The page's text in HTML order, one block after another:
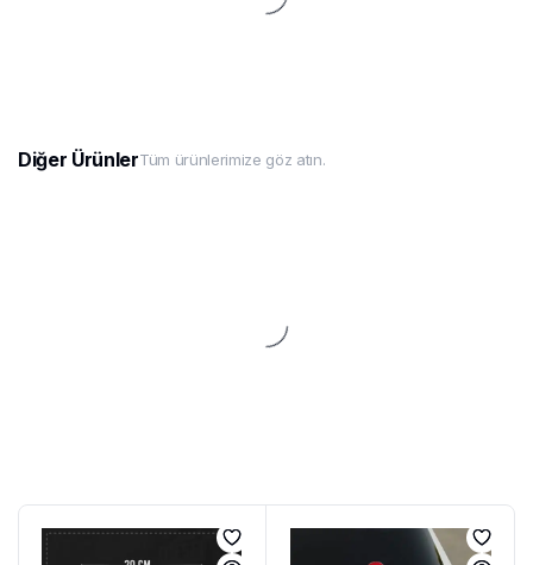
Diğer ÜrünlerTüm ürünlerimize göz atın.